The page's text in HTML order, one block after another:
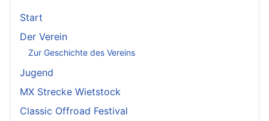
Start
Der Verein
Zur Geschichte des Vereins
Jugend
MX Strecke Wietstock
Classic Offroad Festival